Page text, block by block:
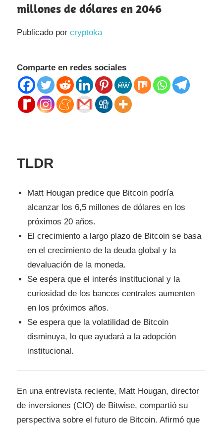
millones de dólares en 2046
Publicado por cryptoka
Comparte en redes sociales
TLDR
Matt Hougan predice que Bitcoin podría
alcanzar los 6,5 millones de dólares en los
próximos 20 años.
El crecimiento a largo plazo de Bitcoin se basa
en el crecimiento de la deuda global y la
devaluación de la moneda.
Se espera que el interés institucional y la
curiosidad de los bancos centrales aumenten
en los próximos años.
Se espera que la volatilidad de Bitcoin
disminuya, lo que ayudará a la adopción
institucional.
En una entrevista reciente, Matt Hougan, director
de inversiones (CIO) de Bitwise, compartió su
perspectiva sobre el futuro de Bitcoin. Afirmó que